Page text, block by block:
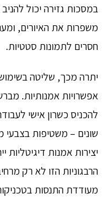
במסכות גזירה יכול
משפרות את האיורים,
חסרים לתמונות סטטיות.
יתרה מכך, שליטה
אפשרויות אמנותיות.
להכניס כשרון אישי
שונים – משטיפות בצבעי
יצירות אמנות
הרבגוניות הזו לא רק
מעודדת התנסות